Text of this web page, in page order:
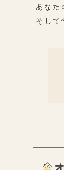
あなた
そして